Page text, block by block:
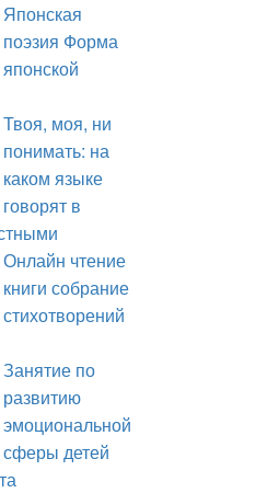
Японская
поэзия Форма
японской
Твоя, моя, ни
понимать: на
каком языке
говорят в
Онлайн чтение
книги собрание
стихотворений
Занятие по
развитию
эмоциональной
сферы детей